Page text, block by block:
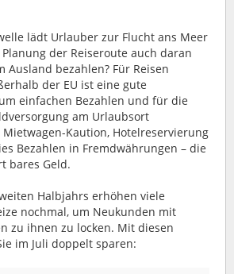
lädt Urlauber zur Flucht ans Meer
der Reiseroute auch daran
Ausland bezahlen? Für Reisen
der EU ist eine gute
einfachen Bezahlen und für die
am Urlaubsort
Kaution, Hotelreservierung
Bezahlen in Fremdwährungen – die
bares Geld.
Halbjahrs erhöhen viele
nochmal, um Neukunden mit
zu ihnen zu locken. Mit diesen
im Juli doppelt sparen: